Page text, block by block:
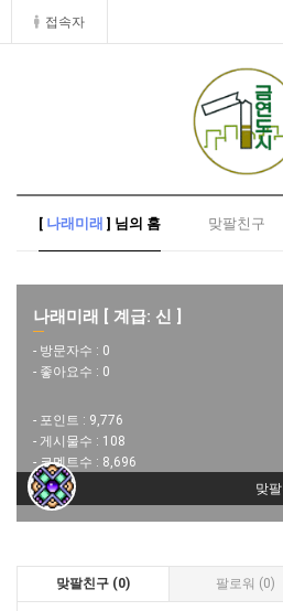
접속자
[ 나래미래 ] 님의 홈 맞팔친구
나래미래 [ 계급: 신 ]
- 방문자수 : 0
- 좋아요수 : 0
- 포인트 : 9,776
- 게시물수 : 108
- 코멘트수 : 8,696
맞
맞팔친구 (0) 팔로워 (0)